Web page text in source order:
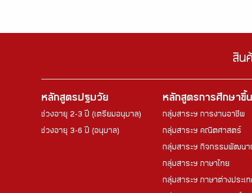
สิน
หลักสูตรปฐมวัย
ช่วงอายุ 2-3 ปี (เตรียมอนุบาล)
ช่วงอายุ 3-6 ปี (อนุบาล)
หลักสูตรการศึกษาขึ้
กลุ่มสาระฯ การงานอาชีพ
กลุ่มสาระฯ คณิตศาสตร์
กลุ่มสาระฯ กิจกรรมพัฒนา
กลุ่มสาระฯ ภาษาไทย
กลุ่มสาระฯ ภาษาต่างประเท